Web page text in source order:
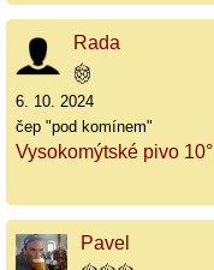
Rada
6. 10. 2024
čep "pod komínem"
Vysokomýtské pivo 10°
Pavel